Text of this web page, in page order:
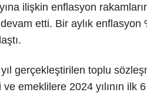
ilişkin enflasyon
etti. Bir aylık enflasyon
gerçekleştirilen toplu
emeklilere 2024 yılının ilk